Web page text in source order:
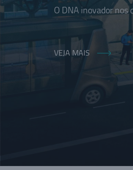
O DNA inovador nos
VEJA MAIS